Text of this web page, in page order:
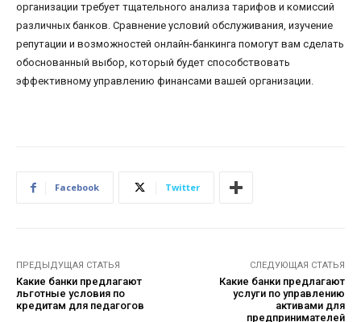
организации требует тщательного анализа тарифов и комиссий
различных банков. Сравнение условий обслуживания, изучение
репутации и возможностей онлайн-банкинга помогут вам сделать
обоснованный выбор, который будет способствовать
эффективному управлению финансами вашей организации.
Facebook Twitter
ПРЕДЫДУЩАЯ СТАТЬЯ
Какие банки предлагают
льготные условия по
кредитам для педагогов
СЛЕДУЮЩАЯ СТАТЬЯ
Какие банки предлагают
услуги по управлению
активами для
предпринимателей